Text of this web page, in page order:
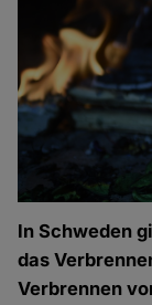
In Schweden
das
Verbrennen